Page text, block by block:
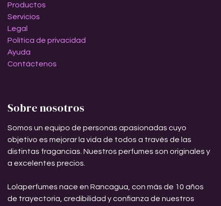
Productos
Servicios
Legal
Política de privacidad
Ayuda
Contáctenos
Sobre nosotros
Somos un equipo de personas apasionadas cuyo
objetivo es mejorar la vida de todos a través de las
distintas fragancias. Nuestros perfumes son originales y
a excelentes precios.
Lolaperfumes nace en Rancagua, con más de 10 años
de trayectoria, credibilidad y confianza de nuestros